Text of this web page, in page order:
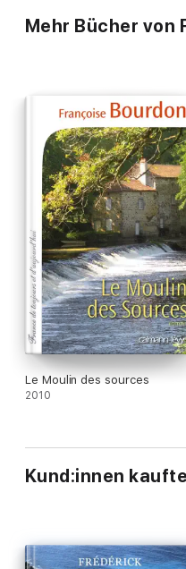
Mehr Bücher von
Le Moulin des sources
2010
Kund:innen